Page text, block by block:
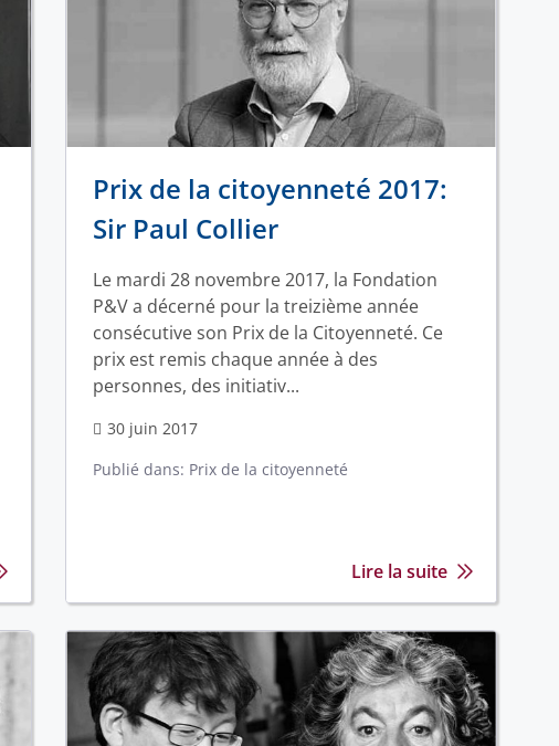
Prix de la citoyenneté 2017:
Sir Paul Collier
Le mardi 28 novembre 2017, la Fondation
P&V a décerné pour la treizième année
consécutive son Prix de la Citoyenneté. Ce
prix est remis chaque année à des
personnes, des initiativ...
30 juin 2017
Publié dans: Prix de la citoyenneté
Lire la suite